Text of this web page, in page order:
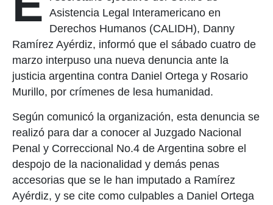
Asistencia Legal Interamericano en
Derechos Humanos (CALIDH), Danny
Ramírez Ayérdiz, informó que el sábado cuatro de
marzo interpuso una nueva denuncia ante la
justicia argentina contra Daniel Ortega y Rosario
Murillo, por crímenes de lesa humanidad.
Según comunicó la organización, esta denuncia se
realizó para dar a conocer al Juzgado Nacional
Penal y Correccional No.4 de Argentina sobre el
despojo de la nacionalidad y demás penas
accesorias que se le han imputado a Ramírez
Ayérdiz, y se cite como culpables a Daniel Ortega